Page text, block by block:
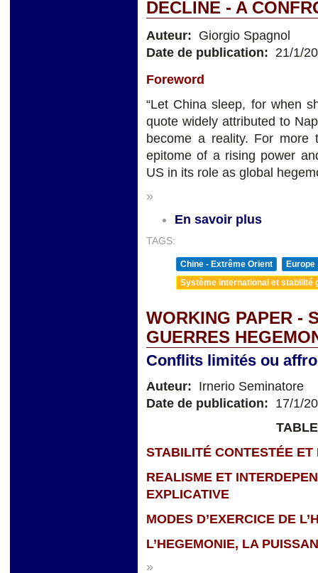
DECLINE - A
Auteur: Giorgio Spagnol
Date de publication: 21/1/
Foreword
“Let China sleep, for when
quote widely attributed to
become a reality. For more
epitome of a rising power
US in its role as global
»
En savoir plus
TAGS:
Chine - Extrême Orient
Europe
Système international et stabilité
WORKING PAPER -
GUERRES
Conflits limités ou
Auteur: Irnerio Seminatore
Date de publication: 17/1/
STABILITÉ CONTESTÉE ET
REALISME ET
EXPLICATIVE
MODES D’EXERCICE DE
L’HEGEMONIE, LA
»